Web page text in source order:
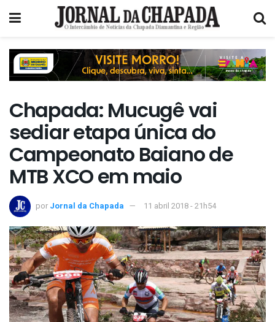
Chapada: Mucugê vai
sediar etapa única do
Campeonato Baiano de
MTB XCO em maio
por Jornal da Chapada 11 abril 2018 - 21h54